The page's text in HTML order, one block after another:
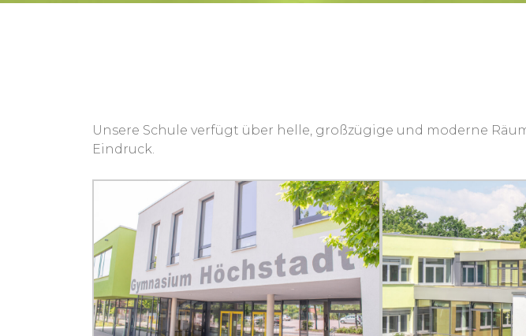
Unsere Schule verfügt über helle, großzügige und moderne
Eindruck.